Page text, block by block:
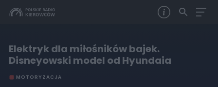
Elektryk dla miłośników bajek.
Disneyowski model od Hyundaia
MOTORYZACJA